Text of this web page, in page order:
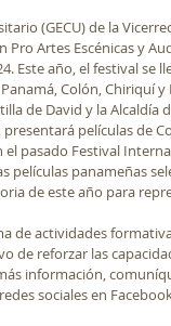
(GECU) de la
Artes Escénicas y
Este año, el festival se
Colón, Chiriquí y
de David y la Alcaldía
películas de
pasado Festival
películas panameñas
de este año para
de actividades
de reforzar las
información,
sociales en